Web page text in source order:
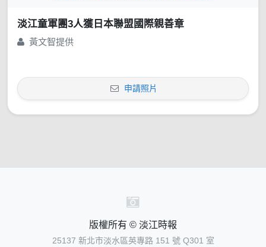
淡江童軍團3人獲日本聯盟國際親善章
黃文智提供
申請照片
版權所有 © 淡江時報
25137 新北市淡水區英專路 151 號 Q301 室